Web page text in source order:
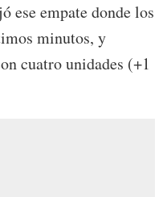
ese empate donde los
minutos, y
cuatro unidades (+1